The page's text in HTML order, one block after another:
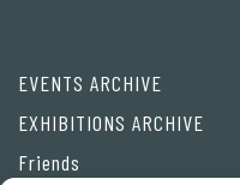
EVENTS ARCHIVE
EXHIBITIONS ARCHIVE
Friends